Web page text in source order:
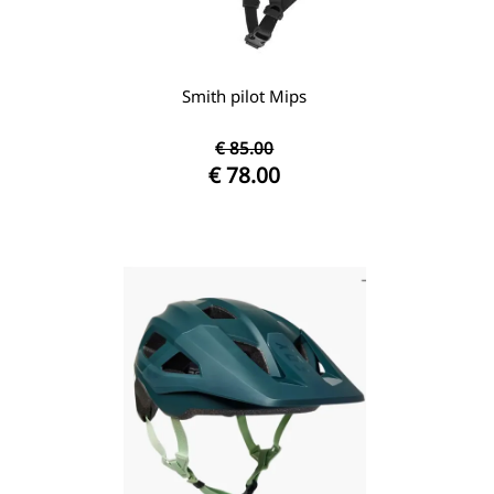
Smith pilot Mips
€ 85.00
€ 78.00